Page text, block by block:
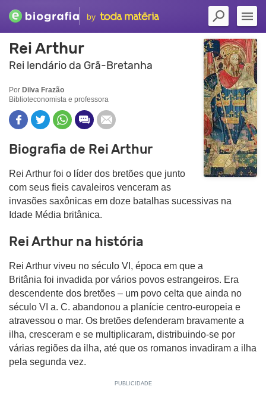
by
Rei Arthur
Rei lendário da Grã-Bretanha
Por Dilva Frazão
Biblioteconomista e professora
Biografia de Rei Arthur
Rei Arthur foi o líder dos bretões que junto
com seus fieis cavaleiros venceram as
invasões saxônicas em doze batalhas sucessivas na
Idade Média britânica.
Rei Arthur na história
Rei Arthur viveu no século VI, época em que a
Britânia foi invadida por vários povos estrangeiros. Era
descendente dos bretões – um povo celta que ainda no
século VI a. C. abandonou a planície centro-europeia e
atravessou o mar. Os bretões defenderam bravamente a
ilha, cresceram e se multiplicaram, distribuindo-se por
várias regiões da ilha, até que os romanos invadiram a ilha
pela segunda vez.